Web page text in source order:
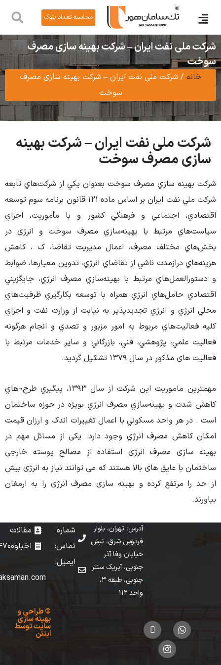
محاسبه تعداد بلوک
نفت ایران – شرکت بهینه سازی مصرف
شرکت ملی نفت ایران – شرکت بهینه سازی مصرف
ملی نفت ایران – شرکت بهینه
مصرف سوخت
سازي مصرف سوخت بعنوان يكي از شرکت‌هاي تابعه
شرکت ملي نفت ايران بر اساس ماده 121 قانون برنامه سوم توسعه
اجتماعي و فرهنگي کشور و با مأموریت، اجراي
مرتبط با بهينه‌سازي مصرف سوخت و انرژی در
مختلف مصرف، اعمال مديريت تقاضا، ک ، کاهش
درازمدت ناشي از تقاضاي انرژي، تدوين معيارها، ضوابط
مرتبط با بهينه‌سازي مصرف انرژي، جايگزيني
حامل‌هاي انرژي همراه با توسعه بکارگيري ظرفيت‌هاي
و انرژي تجديدپذير به نيابت از وزارت نفت و اجراي
مربوط به امور مزبور و تصدي و انجام هرگونه
پژوهشي، فني، بازرگاني و ساير خدمات مرتبط با
در سال 1379 تشکیل گردید.
مهمترين ماموريت اين شرکت از سال 1393، پيگيري طرح¬هاي
و بهينه‌سازي مصرف انرژي بويژه در حوزه ساختمان
هر واحد مسکوني با اعمال تغييرات اندک و ارزان قيمت
مصرف انرژي وجود دارد. یکی از مسائل مهم در
مصرف انرژی استفاده از مصالح پوسته خارجی
با عایق های بالا هستند که می توانند نیاز به انرژی بیش
مرتفع کرده و بهینه سازی مصرف انرژی را به ارمغان
آدرس: تهران، بلوار
فردوس شرق، نبش
خیابان وفا آذر
جنوبی، آیریک سنتر
جنوبی، طبقه 3،
شماره
تماس: 02149147000
ایمیل:
info[at]taksaman.com
مقالات
اخبار
و
بهینه سازی
توسط